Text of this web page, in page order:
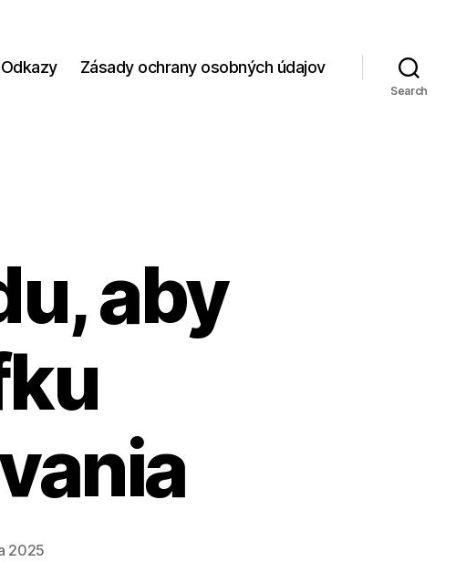
Odkazy Zásady ochrany osobných údajov
Search
aby
2025